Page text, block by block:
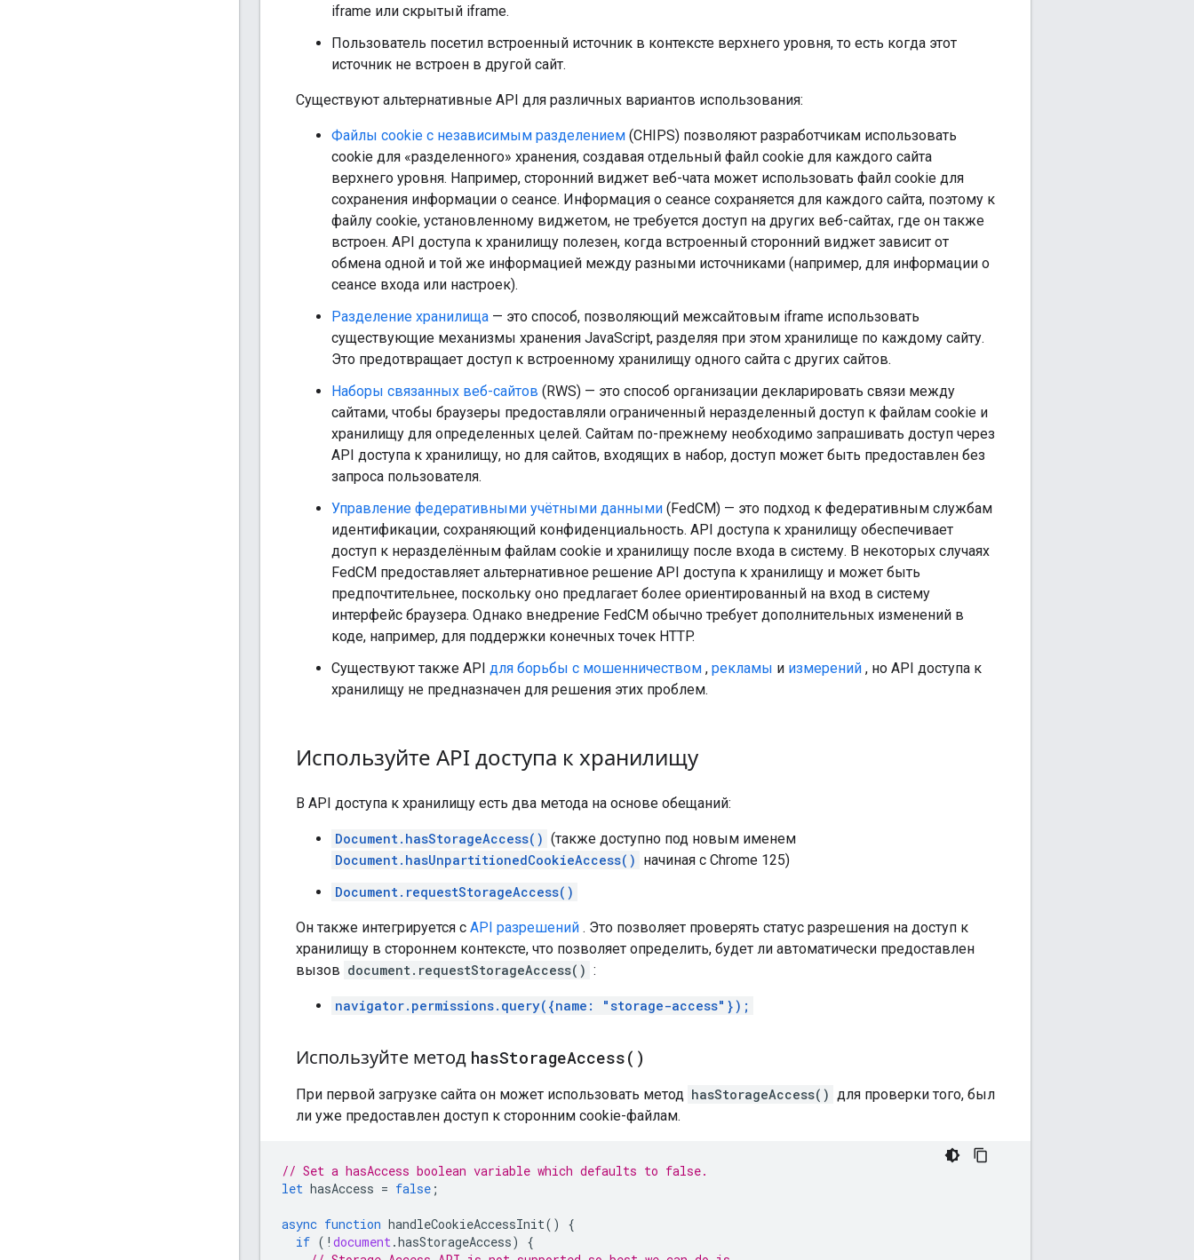
iframe или скрытый iframe.
Пользователь посетил встроенный источник в контексте верхнего уровня, то есть когда этот
источник не встроен в другой сайт.
Существуют альтернативные API для различных вариантов использования:
Файлы cookie с независимым разделением (CHIPS) позволяют разработчикам использовать
cookie для «разделенного» хранения, создавая отдельный файл cookie для каждого сайта
верхнего уровня. Например, сторонний виджет веб-чата может использовать файл cookie для
сохранения информации о сеансе. Информация о сеансе сохраняется для каждого сайта, поэтому к
файлу cookie, установленному виджетом, не требуется доступ на других веб-сайтах, где он также
встроен. API доступа к хранилищу полезен, когда встроенный сторонний виджет зависит от
обмена одной и той же информацией между разными источниками (например, для информации о
сеансе входа или настроек).
Разделение хранилища — это способ, позволяющий межсайтовым iframe использовать
существующие механизмы хранения JavaScript, разделяя при этом хранилище по каждому сайту.
Это предотвращает доступ к встроенному хранилищу одного сайта с других сайтов.
Наборы связанных веб-сайтов (RWS) — это способ организации декларировать связи между
сайтами, чтобы браузеры предоставляли ограниченный неразделенный доступ к файлам cookie и
хранилищу для определенных целей. Сайтам по-прежнему необходимо запрашивать доступ через
API доступа к хранилищу, но для сайтов, входящих в набор, доступ может быть предоставлен без
запроса пользователя.
Управление федеративными учётными данными (FedCM) — это подход к федеративным службам
идентификации, сохраняющий конфиденциальность. API доступа к хранилищу обеспечивает
доступ к неразделённым файлам cookie и хранилищу после входа в систему. В некоторых случаях
FedCM предоставляет альтернативное решение API доступа к хранилищу и может быть
предпочтительнее, поскольку оно предлагает более ориентированный на вход в систему
интерфейс браузера. Однако внедрение FedCM обычно требует дополнительных изменений в
коде, например, для поддержки конечных точек HTTP.
Существуют также API для борьбы с мошенничеством , рекламы и измерений , но API доступа к
хранилищу не предназначен для решения этих проблем.
Используйте API доступа к хранилищу
В API доступа к хранилищу есть два метода на основе обещаний:
Document.hasStorageAccess() (также доступно под новым именем
Document.hasUnpartitionedCookieAccess() начиная с Chrome 125)
Document.requestStorageAccess()
Он также интегрируется с API разрешений . Это позволяет проверять статус разрешения на доступ к
хранилищу в стороннем контексте, что позволяет определить, будет ли автоматически предоставлен
вызов document.requestStorageAccess() :
navigator.permissions.query({name: "storage-access"});
Используйте метод hasStorageAccess( )
При первой загрузке сайта он может использовать метод hasStorageAccess() для проверки того, был
ли уже предоставлен доступ к сторонним cookie-файлам.
// Set a hasAccess boolean variable which defaults to false.
let hasAccess = false ;
async function handleCookieAccessInit()
{
if ( ! document.hasStorageAccess)
{